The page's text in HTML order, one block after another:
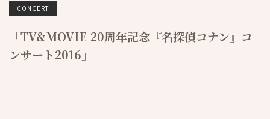
CONCERT
「TV&MOVIE 20周年記念『名探偵コナン』コ
ンサート2016」